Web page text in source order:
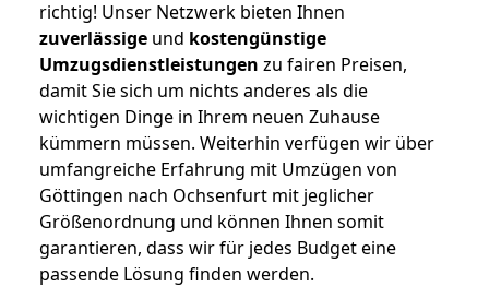
richtig! Unser Netzwerk bieten Ihnen
zuverlässige und kostengünstige
Umzugsdienstleistungen zu fairen Preisen,
damit Sie sich um nichts anderes als die
wichtigen Dinge in Ihrem neuen Zuhause
kümmern müssen. Weiterhin verfügen wir über
umfangreiche Erfahrung mit Umzügen von
Göttingen nach Ochsenfurt mit jeglicher
Größenordnung und können Ihnen somit
garantieren, dass wir für jedes Budget eine
passende Lösung finden werden.